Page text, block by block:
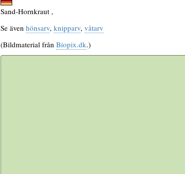
Sand-Hornkraut ,
Se även hönsarv, knipparv, våtarv
(Bildmaterial från Biopix.dk.)